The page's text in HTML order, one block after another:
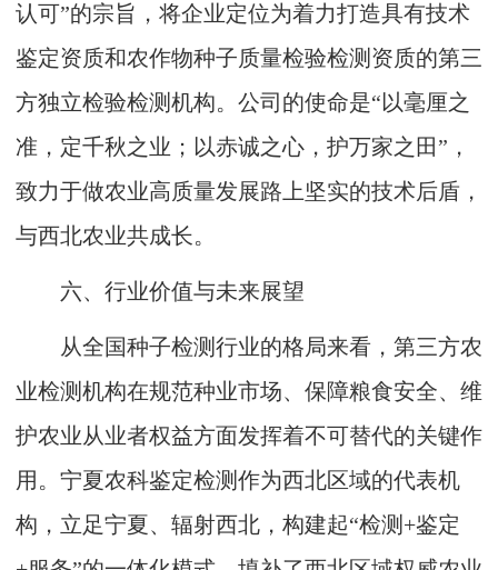
认可”的宗旨，将企业定位为着力打造具有技术
鉴定资质和农作物种子质量检验检测资质的第三
方独立检验检测机构。公司的使命是“以毫厘之
准，定千秋之业；以赤诚之心，护万家之田”，
致力于做农业高质量发展路上坚实的技术后盾，
与西北农业共成长。
六、行业价值与未来展望
从全国种子检测行业的格局来看，第三方农
业检测机构在规范种业市场、保障粮食安全、维
护农业从业者权益方面发挥着不可替代的关键作
用。宁夏农科鉴定检测作为西北区域的代表机
构，立足宁夏、辐射西北，构建起“检测+鉴定